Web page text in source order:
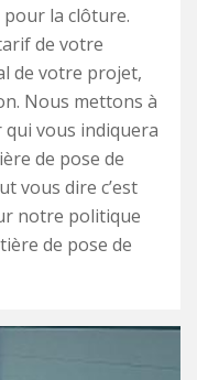
la clôture.
de votre
de votre projet,
Nous mettons à
vous indiquera
de pose de
vous dire c’est
notre politique
de pose de